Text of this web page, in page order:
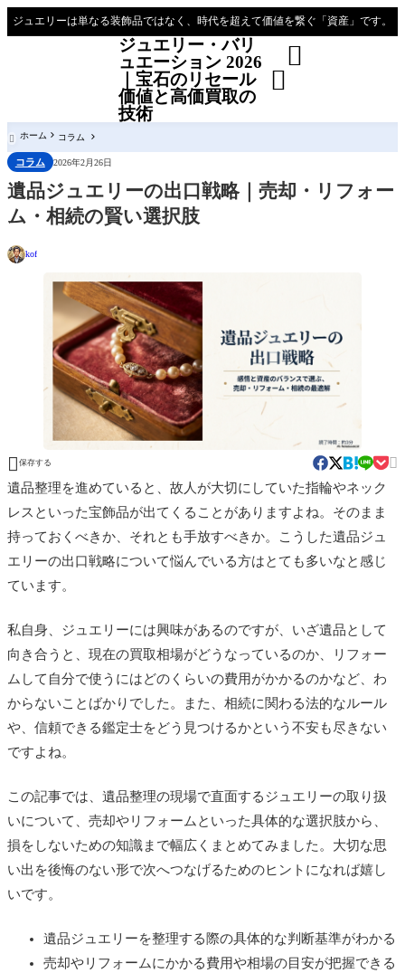
ジュエリーは単なる装飾品ではなく、時代を超えて価値を繋ぐ「資産」です。
ジュエリー・バリ
ュエーション 2026
｜宝石のリセール
価値と高価買取の
技術


 ホーム コラム
コラム 2026年2月26日
遺品ジュエリーの出口戦略｜売却・リフォー
ム・相続の賢い選択肢
kof
 保存する 
遺品整理を進めていると、故人が大切にしていた指輪やネック
レスといった宝飾品が出てくることがありますよね。そのまま
持っておくべきか、それとも手放すべきか。こうした遺品ジュ
エリーの出口戦略について悩んでいる方はとても多いなと感じ
ています。
私自身、ジュエリーには興味があるのですが、いざ遺品として
向き合うと、現在の買取相場がどうなっているのか、リフォー
ムして自分で使うにはどのくらいの費用がかかるのかなど、わ
からないことばかりでした。また、相続に関わる法的なルール
や、信頼できる鑑定士をどう見つけるかという不安も尽きない
ですよね。
この記事では、遺品整理の現場で直面するジュエリーの取り扱
いについて、売却やリフォームといった具体的な選択肢から、
損をしないための知識まで幅広くまとめてみました。大切な思
い出を後悔のない形で次へつなげるためのヒントになれば嬉し
いです。
遺品ジュエリーを整理する際の具体的な判断基準がわかる
売却やリフォームにかかる費用や相場の目安が把握できる